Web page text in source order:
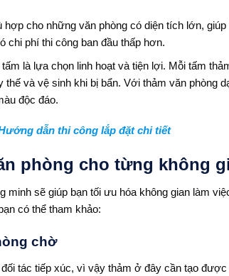
hợp cho những văn phòng có diện tích lớn,
chi phí thi công ban đầu thấp hơn.
là lựa chọn linh hoạt và tiện lợi. Mỗi tấm
thế và vệ sinh khi bị bẩn. Với thảm văn phòng
độc đáo.
dẫn thi công lắp đặt chi tiết
phòng cho từng không
minh sẽ giúp bạn tối ưu hóa không gian làm
có thể tham khảo:
chờ
tác tiếp xúc, vì vậy thảm ở đây cần tạo